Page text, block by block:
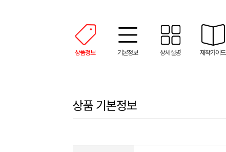
상품정보 기본정보 상세설명 제작가이드
상품 기본정보